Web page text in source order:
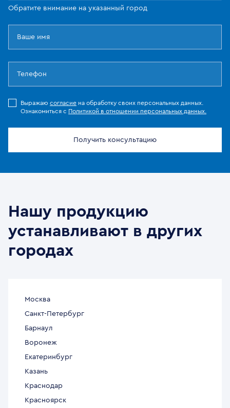
Обратите внимание на указанный город
Выражаю согласие на обработку своих персональных данных.
Ознакомиться с Политикой в отношении персональных данных.
Получить консультацию
Нашу продукцию
устанавливают в других
городах
Москва
Санкт-Петербург
Барнаул
Воронеж
Екатеринбург
Казань
Краснодар
Красноярск